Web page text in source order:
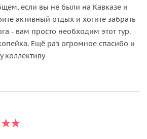
если вы не были на Кавказе и
активный отдых и хотите забрать
- вам просто необходим этот тур.
Ещё раз огромное спасибо и
коллективу